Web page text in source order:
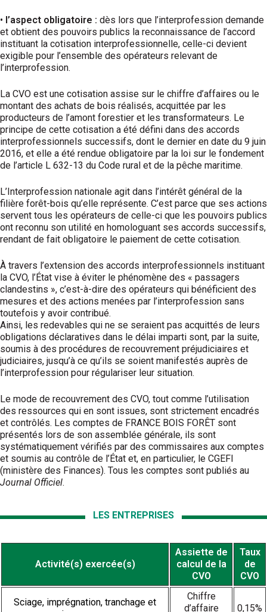
• l’aspect obligatoire : dès lors que l’interprofession demande
et obtient des pouvoirs publics la reconnaissance de l’accord
instituant la cotisation interprofessionnelle, celle-ci devient
exigible pour l’ensemble des opérateurs relevant de
l’interprofession.
La CVO est une cotisation assise sur le chiffre d’affaires ou le
montant des achats de bois réalisés, acquittée par les
producteurs de l’amont forestier et les transformateurs. Le
principe de cette cotisation a été défini dans des accords
interprofessionnels successifs, dont le dernier en date du 9 juin
2016, et elle a été rendue obligatoire par la loi sur le fondement
de l’article L 632-13 du Code rural et de la pêche maritime.
L’Interprofession nationale agit dans l’intérêt général de la
filière forêt-bois qu’elle représente. C’est parce que ses actions
servent tous les opérateurs de celle-ci que les pouvoirs publics
ont reconnu son utilité en homologuant ses accords successifs,
rendant de fait obligatoire le paiement de cette cotisation.
À travers l’extension des accords interprofessionnels instituant
la CVO, l’État vise à éviter le phénomène des « passagers
clandestins », c’est-à-dire des opérateurs qui bénéficient des
mesures et des actions menées par l’interprofession sans
toutefois y avoir contribué.
Ainsi, les redevables qui ne se seraient pas acquittés de leurs
obligations déclaratives dans le délai imparti sont, par la suite,
soumis à des procédures de recouvrement préjudiciaires et
judiciaires, jusqu’à ce qu’ils se soient manifestés auprès de
l’interprofession pour régulariser leur situation.
Le mode de recouvrement des CVO, tout comme l’utilisation
des ressources qui en sont issues, sont strictement encadrés
et contrôlés. Les comptes de FRANCE BOIS FORÊT sont
présentés lors de son assemblée générale, ils sont
systématiquement vérifiés par des commissaires aux comptes
et soumis au contrôle de l’État et, en particulier, le CGEFI
(ministère des Finances). Tous les comptes sont publiés au
Journal Officiel.
LES ENTREPRISES
Activité(s) exercée(s)
Assiette de
calcul de la
CVO
Taux
de
CVO
Sciage, imprégnation, tranchage et
Chiffre
d’affaire
0,15%